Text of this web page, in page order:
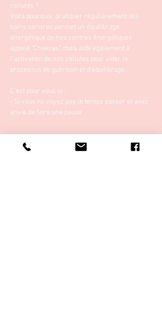
cellules ?
Voilà pourquoi, pratiquer régulièrement des
bains sonores permet un équilibrage
énergétique de nos centres énergétiques
appelé "Chakras", mais aide également à
l'activation de nos cellules pour aider le
processus de guérison et d'équilibrage.
C'est pour vous si :
- Si vous ne voyez pas le temps passer et avez
envie de faire une pause